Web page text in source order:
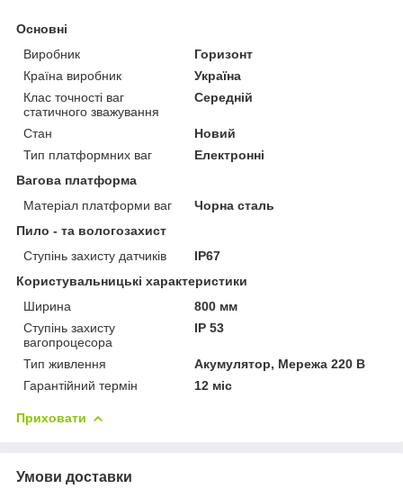
Основні
Виробник
Горизонт
Країна виробник
Україна
Клас точності ваг
статичного зважування
Середній
Стан
Новий
Тип платформних ваг
Електронні
Вагова платформа
Матеріал платформи ваг
Чорна сталь
Пило - та вологозахист
Ступінь захисту датчиків
IP67
Користувальницькі характеристики
Ширина
800 мм
Ступінь захисту
вагопроцесора
IP 53
Тип живлення
Акумулятор, Мережа 220 В
Гарантійний термін
12 міс
Приховати
Умови доставки